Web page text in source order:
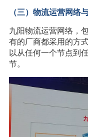
（三）物流运营网络
九阳物流运营网络，
有的厂商都采用的方
以从任何一个节点到
节。